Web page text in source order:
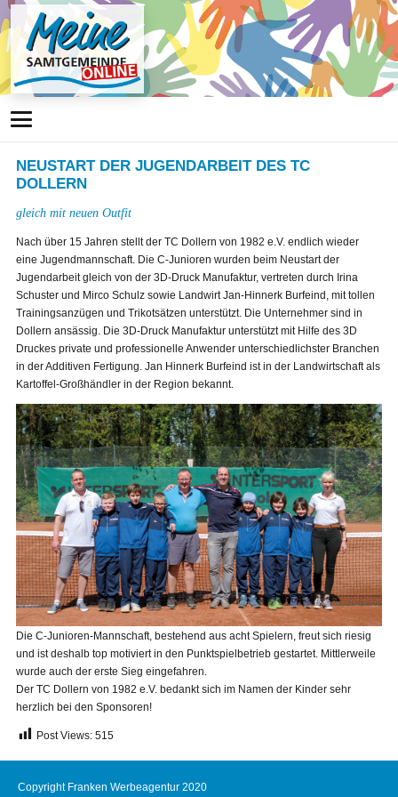
NEUSTART DER JUGENDARBEIT DES TC
DOLLERN
gleich mit neuen Outfit
Nach über 15 Jahren stellt der TC Dollern von 1982 e.V. endlich wieder
eine Jugendmannschaft. Die C-Junioren wurden beim Neustart der
Jugendarbeit gleich von der 3D-Druck Manufaktur, vertreten durch Irina
Schuster und Mirco Schulz sowie Landwirt Jan-Hinnerk Burfeind, mit tollen
Trainingsanzügen und Trikotsätzen unterstützt. Die Unternehmer sind in
Dollern ansässig. Die 3D-Druck Manufaktur unterstützt mit Hilfe des 3D
Druckes private und professionelle Anwender unterschiedlichster Branchen
in der Additiven Fertigung. Jan Hinnerk Burfeind ist in der Landwirtschaft als
Kartoffel-Großhändler in der Region bekannt.
Die C-Junioren-Mannschaft, bestehend aus acht Spielern, freut sich riesig
und ist deshalb top motiviert in den Punktspielbetrieb gestartet. Mittlerweile
wurde auch der erste Sieg eingefahren.
Der TC Dollern von 1982 e.V. bedankt sich im Namen der Kinder sehr
herzlich bei den Sponsoren!
Post Views: 515
Copyright Franken Werbeagentur 2020